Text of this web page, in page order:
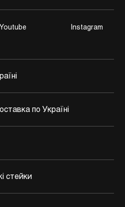
Youtube Instagram
по Україні
стейки